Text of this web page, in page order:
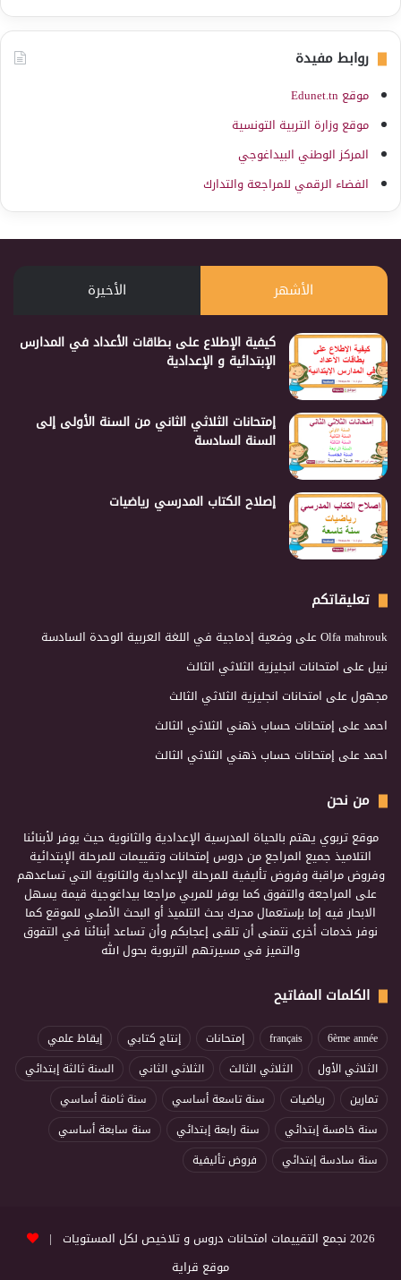
روابط مفيدة
موقع Edunet.tn
موقع وزارة التربية التونسية
المركز الوطني البيداغوجي
الفضاء الرقمي للمراجعة والتدارك
الأشهر الأخيرة
كيفية الإطلاع على بطاقات الأعداد في المدارس
الإبتدائية و الإعدادية
إمتحانات الثلاثي الثاني من السنة الأولى إلى
السنة السادسة
إصلاح الكتاب المدرسي رياضيات
تعليقاتكم
Olfa mahroukعلى وضعية إدماجية في اللغة العربية الوحدة السادسة
نبيلعلى امتحانات انجليزية الثلاثي الثالث
مجهولعلى امتحانات انجليزية الثلاثي الثالث
احمدعلى إمتحانات حساب ذهني الثلاثي الثالث
احمدعلى إمتحانات حساب ذهني الثلاثي الثالث
من نحن
موقع تربوي يهتم بالحياة المدرسية الإعدادية والثانوية حيث يوفر لأبنائنا
التلاميذ جميع المراجع من دروس إمتحانات وتقييمات للمرحلة الإبتدائية
وفروض مراقبة وفروض تأليفية للمرحلة الإعدادية والثانوية التي تساعدهم
على المراجعة والتفوق كما يوفر للمربي مراجعا بيداغوجية قيمة يسهل
الابحار فيه إما بإستعمال محرك بحث التلميذ أو البحث الأصلي للموقع كما
نوفر خدمات أخرى نتمنى أن تلقى إعجابكم وأن تساعد أبنائنا في التفوق
والتميز في مسيرتهم التربوية بحول الله
الكلمات المفاتيح
6ème année
français إمتحانات إنتاج كتابي
إيقاظ علمي
الثلاثي الأول
الثلاثي الثالث الثلاثي الثاني
السنة ثالثة إبتدائي
تمارين
رياضيات سنة تاسعة أساسي
سنة ثامنة أساسي
سنة خامسة إبتدائي
سنة رابعة إبتدائي
سنة سابعة أساسي
سنة سادسة إبتدائي
فروض تأليفية
2026 نجمع التقييمات امتحانات دروس و تلاخيص لكل المستويات |
موقع قراية